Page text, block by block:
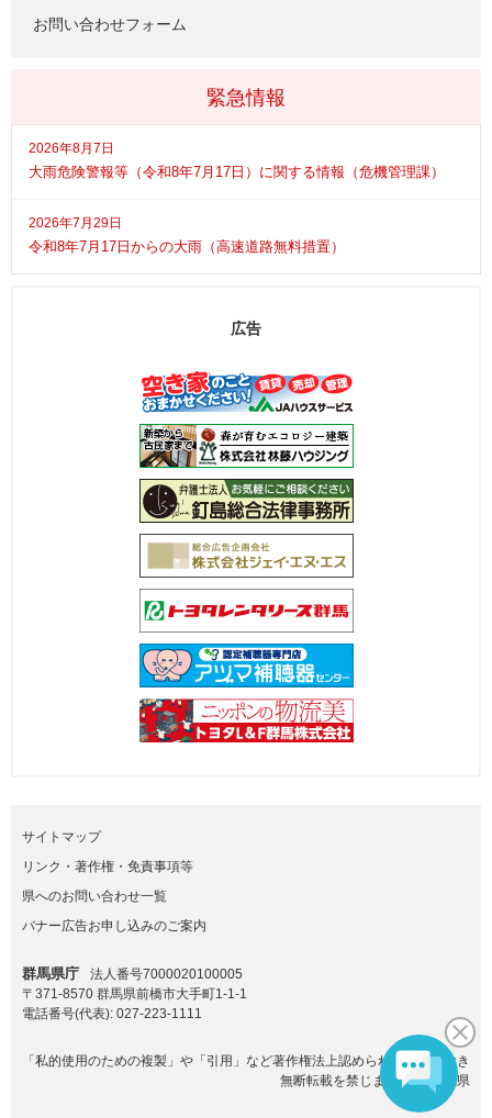
お問い合わせフォーム
緊急情報
2026年8月7日
大雨危険警報等（令和8年7月17日）に関する情報（危機管理課）
2026年7月29日
令和8年7月17日からの大雨（高速道路無料措置）
広告
サイトマップ
リンク・著作権・免責事項等
県へのお問い合わせ一覧
バナー広告お申し込みのご案内
群馬県庁
法人番号7000020100005
〒371-8570 群馬県前橋市大手町1-1-1
電話番号(代表): 027-223-1111
「私的使用のための複製」や「引用」など著作権法上認められた場合を除き
無断転載を禁じます。(C)群馬県